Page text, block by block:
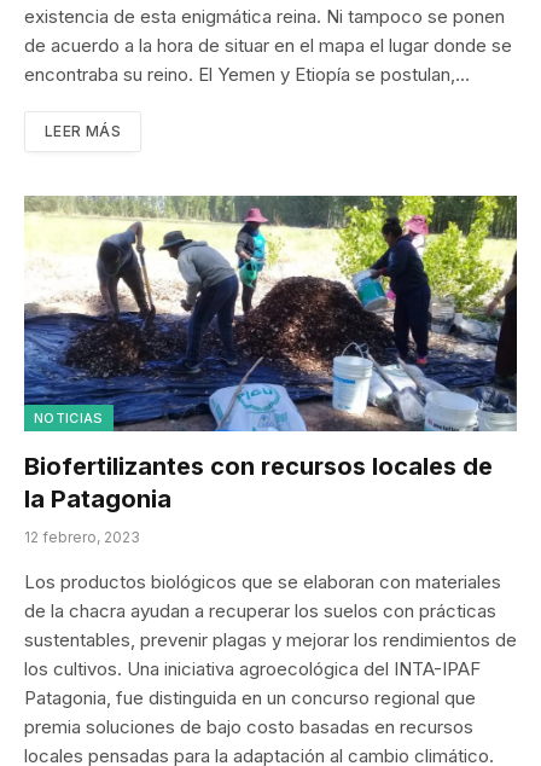
existencia de esta enigmática reina. Ni tampoco se ponen
de acuerdo a la hora de situar en el mapa el lugar donde se
encontraba su reino. El Yemen y Etiopía se postulan,…
LEER MÁS
NOTICIAS
Biofertilizantes con recursos locales de
la Patagonia
12 febrero, 2023
Los productos biológicos que se elaboran con materiales
de la chacra ayudan a recuperar los suelos con prácticas
sustentables, prevenir plagas y mejorar los rendimientos de
los cultivos. Una iniciativa agroecológica del INTA-IPAF
Patagonia, fue distinguida en un concurso regional que
premia soluciones de bajo costo basadas en recursos
locales pensadas para la adaptación al cambio climático.